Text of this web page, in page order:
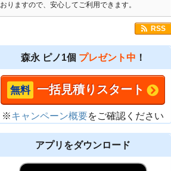
おりますので、安心してご利用できます。
RSS
森永 ピノ1個 プレゼント中 ！
一括見積りスタート
※キャンペーン概要をご確認ください
アプリをダウンロード